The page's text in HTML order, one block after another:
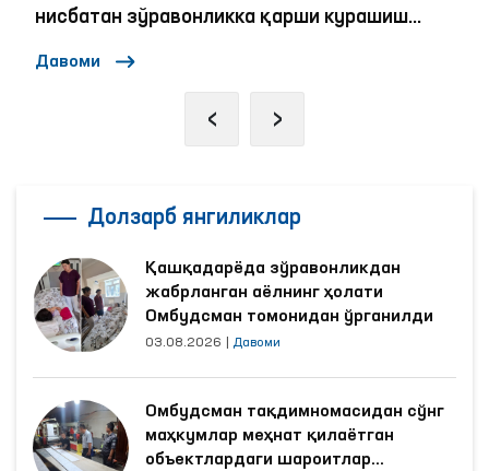
нисбатан зўравонликка қарши курашиш
Давоми
‹ ›
Долзарб янгиликлар
Қашқадарёда зўравонликдан
жабрланган аёлнинг ҳолати
Омбудсман томонидан ўрганилди
03.08.2026 Давоми
Омбудсман тақдимномасидан сўнг
маҳкумлар меҳнат қилаётган
объектлардаги шароитлар